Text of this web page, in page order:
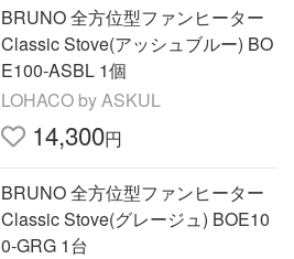
BRUNO 全方位型ファンヒーター
Classic Stove(アッシュブルー) BO
E100-ASBL 1個
LOHACO by ASKUL
14,300円
BRUNO 全方位型ファンヒーター
Classic Stove(グレージュ) BOE10
0-GRG 1台